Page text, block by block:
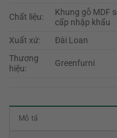
Chất liệu:
Khung gỗ MDF
cấp nhập khẩu
Xuất xứ:
Đài Loan
Thương
hiệu:
Greenfurni
Mô tả